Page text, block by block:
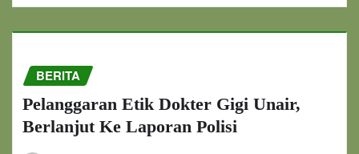
BERITA
Pelanggaran Etik Dokter Gigi Unair,
Berlanjut Ke Laporan Polisi